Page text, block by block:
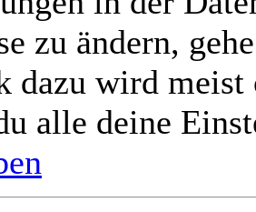
zu ändern,
dazu wird meist
alle deine